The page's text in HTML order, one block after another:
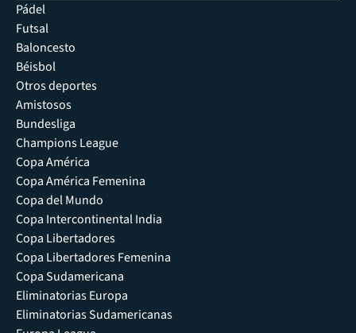
Pádel
Futsal
Baloncesto
Béisbol
Otros deportes
Amistosos
Bundesliga
Champions League
Copa América
Copa América Femenina
Copa del Mundo
Copa Intercontinental India
Copa Libertadores
Copa Libertadores Femenina
Copa Sudamericana
Eliminatorias Europa
Eliminatorias Sudamericanas